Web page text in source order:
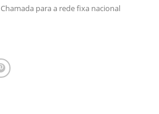
Chamada para a rede fixa nacional